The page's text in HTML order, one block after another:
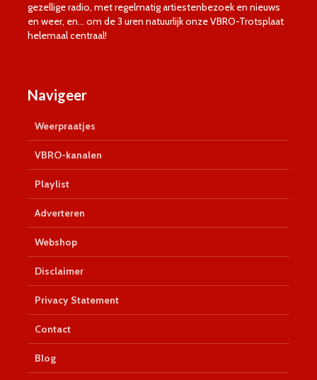
gezellige radio, met regelmatig artiestenbezoek en nieuws
en weer, en… om de 3 uren natuurlijk onze VBRO-Trotsplaat
helemaal centraal!
Navigeer
Weerpraatjes
VBRO-kanalen
Playlist
Adverteren
Webshop
Disclaimer
Privacy Statement
Contact
Blog